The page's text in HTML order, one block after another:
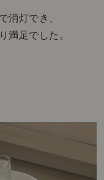
消灯でき、
満足でした。